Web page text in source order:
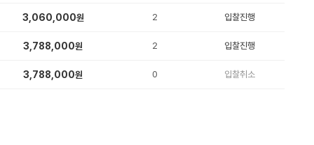
3,060,000원 2 입찰진행
3,788,000원 2 입찰진행
3,788,000원 0 입찰취소